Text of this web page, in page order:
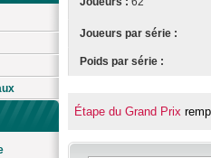
Joueurs par série :
Poids par série :
Étape du Grand Prix